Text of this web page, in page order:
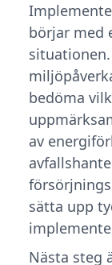
börjar med
bedöma
av
sätta upp
Nästa steg